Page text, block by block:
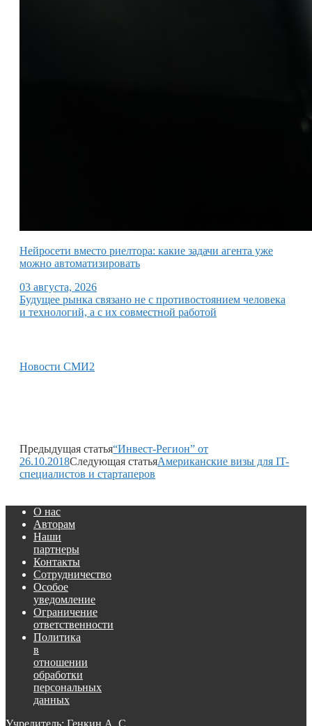
Нейросети вместо риелтора: какие задачи агента уже
можно автоматизировать
03 августа, 2026
Будущее рынка связано не с противостоянием человека
и технологий, а с их совместной работой
Новости СМИ2
Предыдущая статья“Инвест-Регион” от
26.10.2018Следующая статьяАмериканские визы для IT-
специалистов и стартаперов
О нас
Авторам
Наши
партнеры
Контакты
Сотрудничество
Особое
уведомление
Ограничение
ответственности
Политика
в
отношении
обработки
персональных
данных
Учредитель: Генкин А. С.